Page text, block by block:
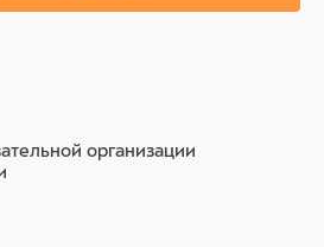
организации